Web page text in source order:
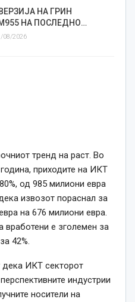
НА ГРИН
НА ПОСЛЕДНО…
08/2026
тренд на раст. Во
приходите на ИКТ
од 985 милиони евра
извозот пораснал за
на 676 милиони евра.
вработени е зголемен за
42%.
дека ИКТ секторот
индустрии
носители на